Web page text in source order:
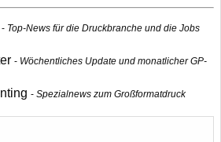
Top-News für die Druckbranche und die Jobs
Wöchentliches Update und monatlicher GP-
Spezialnews zum Großformatdruck